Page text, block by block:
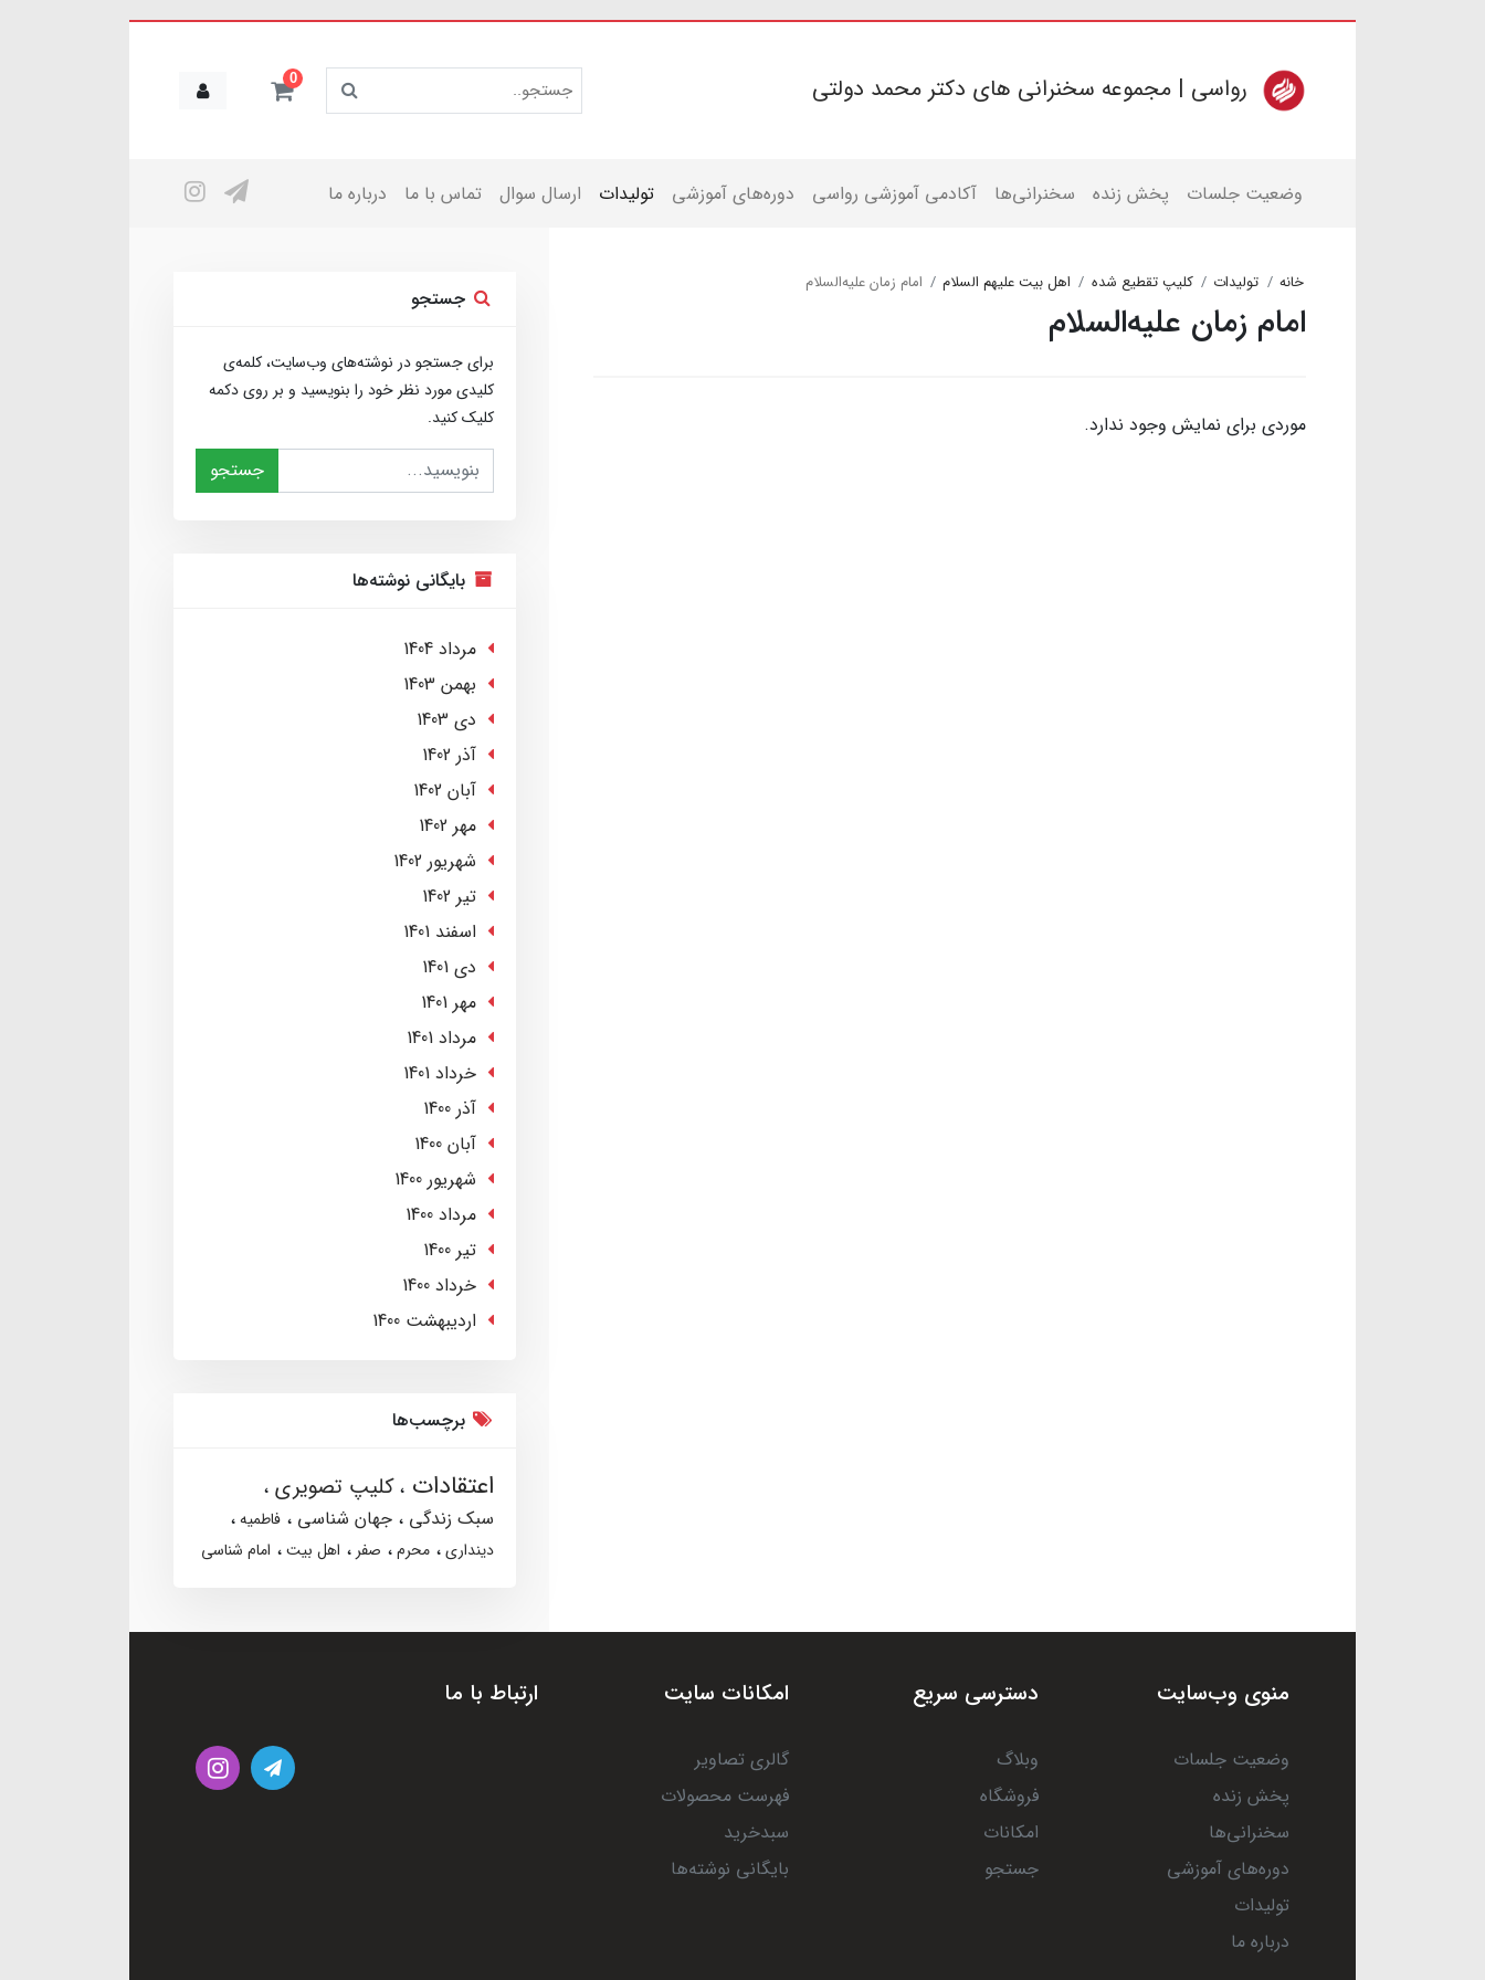
رواسی | مجموعه سخنرانی های دکتر محمد دولتی 0
وضعیت جلسات پخش زنده سخنرانی‌ها آکادمی آموزشی رواسی دوره‌های آموزشی تولیدات ارسال سوال تماس با ما درباره ما
خانه تولیدات کلیپ تقطیع شده اهل بیت علیهم السلام امام زمان علیه‌السلام
امام زمان علیه‌السلام
موردی برای نمایش وجود ندارد.
جستجو
برای جستجو در نوشته‌های وب‌سایت، کلمه‌ی
کلیدی مورد نظر خود را بنویسید و بر روی دکمه
کلیک کنید.
جستجو
بایگانی نوشته‌ها
مرداد 1404
بهمن 1403
دی 1403
آذر 1402
آبان 1402
مهر 1402
شهریور 1402
تير 1402
اسفند 1401
دی 1401
مهر 1401
مرداد 1401
خرداد 1401
آذر 1400
آبان 1400
شهریور 1400
مرداد 1400
تير 1400
خرداد 1400
ارديبهشت 1400
برچسب‌ها
اعتقادات کلیپ تصویری
سبک زندگی جهان شناسی
فاطمیه
دینداری
محرم صفر اهل بیت امام شناسی
منوی وب‌سایت
وضعیت جلسات
پخش زنده
سخنرانی‌ها
دوره‌های آموزشی
تولیدات
درباره ما
دسترسی سریع
وبلاگ
فروشگاه
امکانات
جستجو
امکانات سایت
گالری تصاویر
فهرست محصولات
سبدخرید
بایگانی نوشته‌ها
ارتباط با ما